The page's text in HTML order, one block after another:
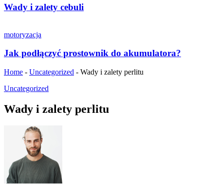
Wady i zalety cebuli
motoryzacja
Jak podłączyć prostownik do akumulatora?
Home - Uncategorized - Wady i zalety perlitu
Uncategorized
Wady i zalety perlitu